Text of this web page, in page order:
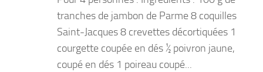
tranches de jambon de Parme 8 coquilles
Saint-Jacques 8 crevettes décortiquées 1
courgette coupée en dés ½ poivron jaune,
coupé en dés 1 poireau coupé...